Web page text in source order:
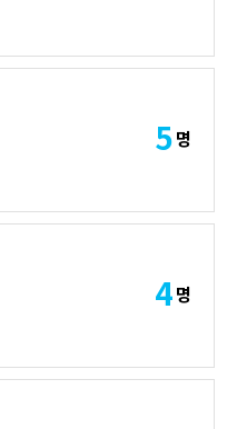
5 명
4 명